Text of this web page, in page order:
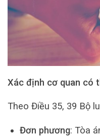
Xác định cơ quan có
Theo Điều 35, 39 Bộ
Đơn phương: Tòa